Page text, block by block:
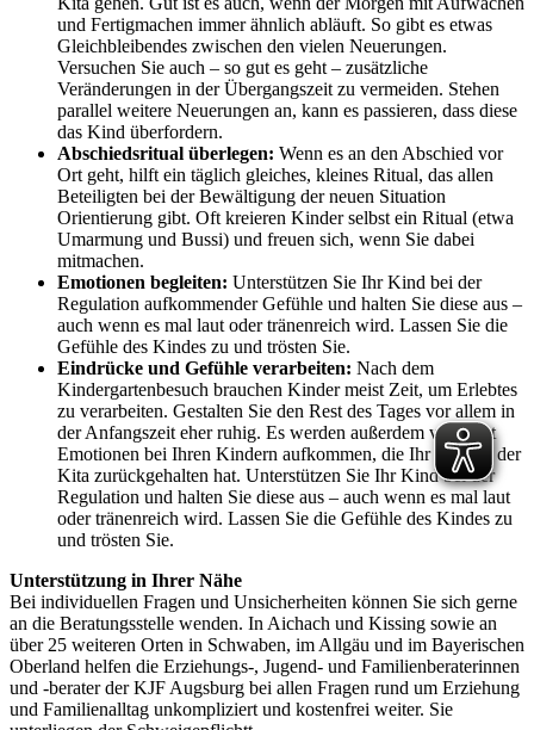
und Fertigmachen immer ähnlich abläuft. So gibt es etwas
Gleichbleibendes zwischen den vielen Neuerungen.
Versuchen Sie auch – so gut es geht – zusätzliche
Veränderungen in der Übergangszeit zu vermeiden. Stehen
parallel weitere Neuerungen an, kann es passieren, dass diese
das Kind überfordern.
Abschiedsritual überlegen: Wenn es an den Abschied vor
Ort geht, hilft ein täglich gleiches, kleines Ritual, das allen
Beteiligten bei der Bewältigung der neuen Situation
Orientierung gibt. Oft kreieren Kinder selbst ein Ritual (etwa
Umarmung und Bussi) und freuen sich, wenn Sie dabei
mitmachen.
Emotionen begleiten: Unterstützen Sie Ihr Kind bei der
Regulation aufkommender Gefühle und halten Sie diese aus –
auch wenn es mal laut oder tränenreich wird. Lassen Sie die
Gefühle des Kindes zu und trösten Sie.
Eindrücke und Gefühle verarbeiten: Nach dem
Kindergartenbesuch brauchen Kinder meist Zeit, um Erlebtes
zu verarbeiten. Gestalten Sie den Rest des Tages vor allem in
der Anfangszeit eher ruhig. Es werden außerdem vermehrt
Emotionen bei Ihren Kindern aufkommen, die Ihr Kind in der
Kita zurückgehalten hat. Unterstützen Sie Ihr Kind bei der
Regulation und halten Sie diese aus – auch wenn es mal laut
oder tränenreich wird. Lassen Sie die Gefühle des Kindes zu
und trösten Sie.
Unterstützung in Ihrer Nähe
Bei individuellen Fragen und Unsicherheiten können Sie sich gerne
an die Beratungsstelle wenden. In Aichach und Kissing sowie an
über 25 weiteren Orten in Schwaben, im Allgäu und im Bayerischen
Oberland helfen die Erziehungs-, Jugend- und Familienberaterinnen
und -berater der KJF Augsburg bei allen Fragen rund um Erziehung
und Familienalltag unkompliziert und kostenfrei weiter. Sie